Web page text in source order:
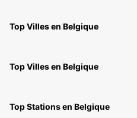
Top Villes en Belgique
Top Villes en Belgique
Top Stations en Belgique